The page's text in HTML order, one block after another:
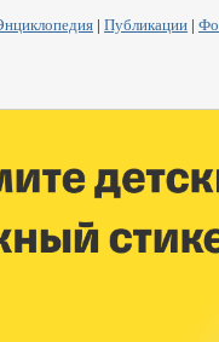
| Публикации |